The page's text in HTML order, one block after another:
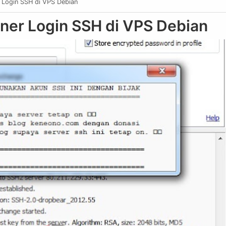
SSH di VPS Debian
Login SSH di VPS Debian